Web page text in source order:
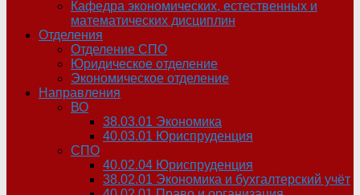
Кафедра экономических, естественных и
математических дисциплин
Отделения
Отделение СПО
Юридическое отделение
Экономическое отделение
Направления
ВО
38.03.01 Экономика
40.03.01 Юриспруденция
СПО
40.02.04 Юриспруденция
38.02.01 Экономика и бухгалтерский учёт